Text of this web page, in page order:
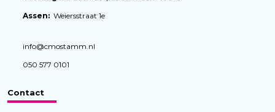
Assen: Weiersstraat 1e
info@cmostamm.nl
050 577 0101
Contact